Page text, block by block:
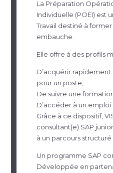
La Préparation
Individuelle (POEI) est
Travail destiné à
embauche.
Elle offre à des profils
D’acquérir
pour un poste,
De suivre une
D’accéder à un emploi
Grâce à ce dispositif,
consultant(e) SAP
à un parcours structuré
Un programme SAP
Développée en